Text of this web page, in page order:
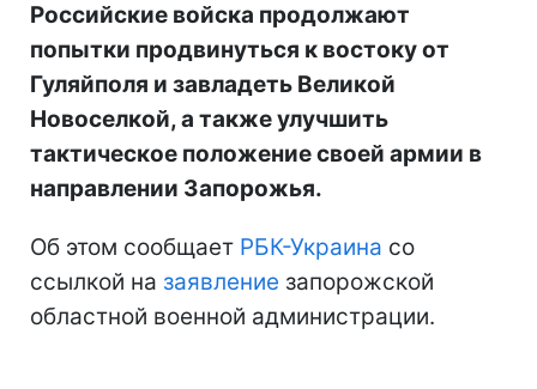
Российские войска продолжают
попытки продвинуться к востоку от
Гуляйполя и завладеть Великой
Новоселкой, а также улучшить
тактическое положение своей армии в
направлении Запорожья.
Об этом сообщает РБК-Украина со
ссылкой на заявление запорожской
областной военной администрации.